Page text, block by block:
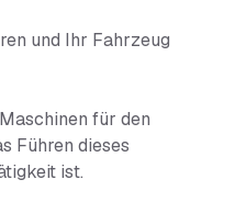
und Ihr Fahrzeug
für den
Führen dieses
ist.